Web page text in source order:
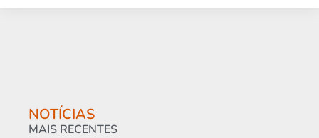
NOTÍCIAS
MAIS RECENTES